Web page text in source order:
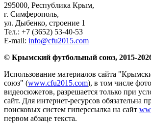
295000, Республика Крым,
г. Симферополь,
ул. Дыбенко, строение 1
Тел.: +7 (3652) 53-40-53
E-mail: info@cfu2015.com
© Крымский футбольный союз, 2015-
Использование материалов сайта
союз" (www.cfu2015.com), в том числе
видеосюжетов, разрешается только при
сайт. Для интернет-ресурсов обязательна
поисковых систем гиперссылка на сайт
первом абзаце текста.